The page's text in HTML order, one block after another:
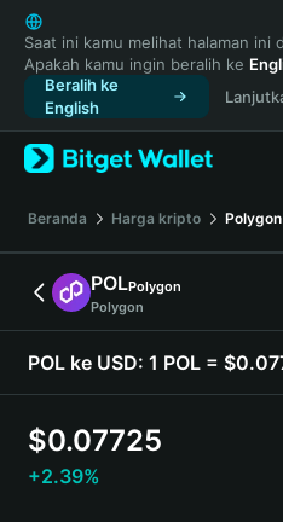
English
日本語
Tiếng Việt
Русский
Español (Latinoamérica)
Türkçe
Français
Deutsch
简体中文
繁體中文
Português (Portugal)
Bahasa Indonesia
ภาษาไทย
Español
Saat ini kamu melihat halaman ini
Apakah kamu ingin beralih ke
Beralih ke
English
Beranda Harga kripto Polygon
POLPolygon
Polygon
POL ke USD: 1 POL =
$0.07725
+2.39%